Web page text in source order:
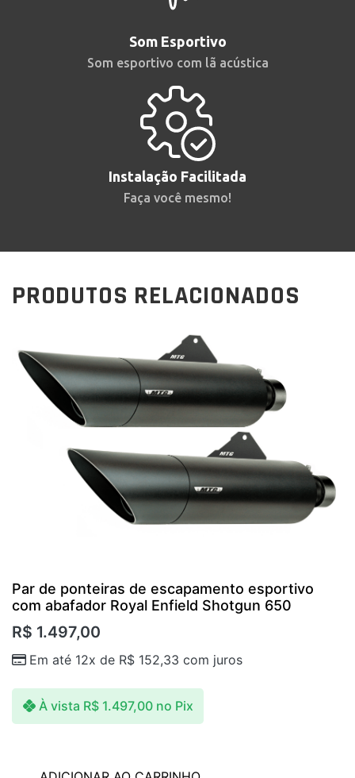
Som Esportivo
Som esportivo com lã acústica
Instalação Facilitada
Faça você mesmo!
PRODUTOS RELACIONADOS
Par de ponteiras de escapamento esportivo
com abafador Royal Enfield Shotgun 650
R$ 1.497,00
Em até 12x de R$ 152,33 com juros
À vista R$1.497,00 no Pix